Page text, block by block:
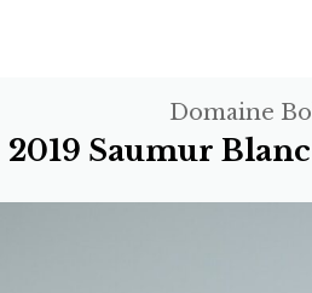
Domaine
2019 Saumur